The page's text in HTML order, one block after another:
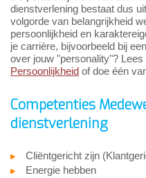
dienstverlening bestaat dus
volgorde van belangrijkheid
persoonlijkheid en
je carrière, bijvoorbeeld bij
over jouw "personality"?
Persoonlijkheid of doe één
Competenties
dienstverlening
Cliëntgericht zijn
Energie hebben